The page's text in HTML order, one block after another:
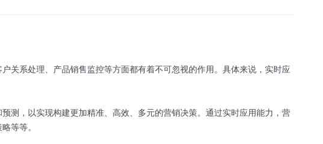
关系处理、产品销售监控等方面都有着不可忽视的作用。具体来说，实时应
测，以实现构建更加精准、高效、多元的营销决策。通过实时应用能力，营
等等。